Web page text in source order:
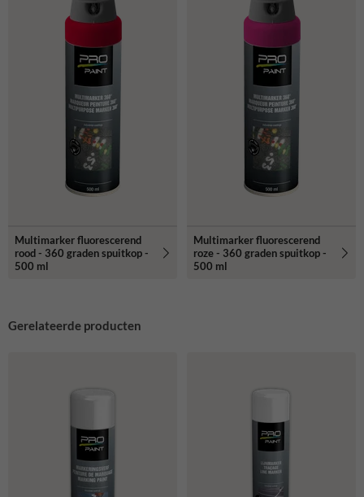
Multimarker fluorescerend
rood - 360 graden spuitkop -
500 ml
Multimarker fluorescerend
roze - 360 graden spuitkop -
500 ml
Gerelateerde producten